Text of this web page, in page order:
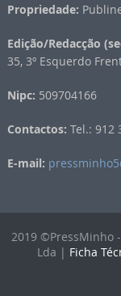
Propriedade:
Edição/Redacção
35, 3º Esquerdo
Nipc: 509704166
Contactos: Tel.: 912
E-mail:
2019 ©PressMinho
Lda | Ficha